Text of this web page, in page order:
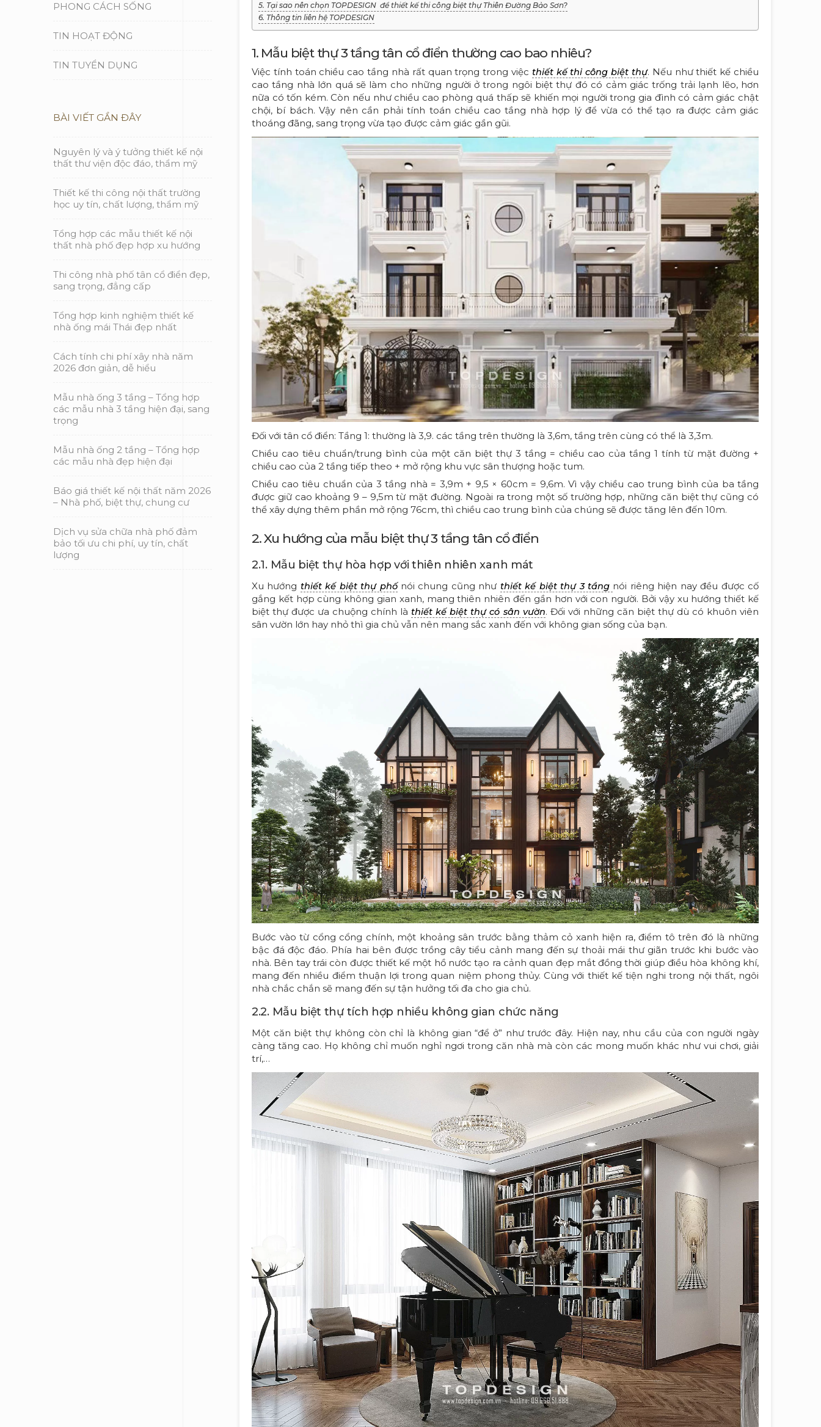
5. Tại sao nên chọn TOPDESIGN để thiết kế thi công biệt thự Thiên Đường Bảo Sơn?
6. Thông tin liên hệ TOPDESIGN
1. Mẫu biệt thự 3 tầng tân cổ điển thường cao bao nhiêu?
Việc tính toán chiều cao tầng nhà rất quan trọng trong việc thiết kế thi công biệt thự. Nếu như thiết kế chiều
cao tầng nhà lớn quá sẽ làm cho những người ở trong ngôi biệt thự đó có cảm giác trống trải lạnh lẽo, hơn
nữa có tốn kém. Còn nếu như chiều cao phòng quá thấp sẽ khiến mọi người trong gia đình có cảm giác chật
chội, bí bách. Vậy nên cần phải tính toán chiều cao tầng nhà hợp lý để vừa có thể tạo ra được cảm giác
thoáng đãng, sang trọng vừa tạo được cảm giác gần gũi.
Đối với tân cổ điển: Tầng 1: thường là 3,9. các tầng trên thường là 3,6m, tầng trên cùng có thể là 3,3m.
Chiều cao tiêu chuẩn/trung bình của một căn biệt thự 3 tầng = chiều cao của tầng 1 tính từ mặt đường +
chiều cao của 2 tầng tiếp theo + mở rộng khu vực sân thượng hoặc tum.
Chiều cao tiêu chuẩn của 3 tầng nhà = 3,9m + 9,5 × 60cm = 9,6m. Vì vậy chiều cao trung bình của ba tầng
được giữ cao khoảng 9 – 9,5m từ mặt đường. Ngoài ra trong một số trường hợp, những căn biệt thự cũng có
thể xây dựng thêm phần mở rộng 76cm, thì chiều cao trung bình của chúng sẽ được tăng lên đến 10m.
2. Xu hướng của mẫu biệt thự 3 tầng tân cổ điển
2.1. Mẫu biệt thự hòa hợp với thiên nhiên xanh mát
Xu hướng thiết kế biệt thự phốnói chung cũng như thiết kế biệt thự 3 tầng nói riêng hiện nay đều được cố
gắng kết hợp cùng không gian xanh, mang thiên nhiên đến gần hơn với con người. Bởi vậy xu hướng thiết kế
biệt thự được ưa chuộng chính làthiết kế biệt thự có sân vườn. Đối với những căn biệt thự dù có khuôn viên
sân vườn lớn hay nhỏ thì gia chủ vẫn nên mang sắc xanh đến với không gian sống của bạn.
Bước vào từ cổng cổng chính, một khoảng sân trước bằng thảm cỏ xanh hiện ra, điểm tô trên đó là những
bậc đá độc đáo. Phía hai bên được trồng cây tiểu cảnh mang đến sự thoải mái thư giãn trước khi bước vào
nhà. Bên tay trái còn được thiết kế một hồ nước tạo ra cảnh quan đẹp mắt đồng thời giúp điều hòa không khí,
mang đến nhiều điểm thuận lợi trong quan niệm phong thủy. Cùng với thiết kế tiện nghi trong nội thất, ngôi
nhà chắc chắn sẽ mang đến sự tận hưởng tối đa cho gia chủ.
2.2. Mẫu biệt thự tích hợp nhiều không gian chức năng
Một căn biệt thự không còn chỉ là không gian “để ở” như trước đây. Hiện nay, nhu cầu của con người ngày
càng tăng cao. Họ không chỉ muốn nghỉ ngơi trong căn nhà mà còn các mong muốn khác như vui chơi, giải
trí,…
PHONG CÁCH SỐNG
TIN HOẠT ĐỘNG
TIN TUYỂN DỤNG
BÀI VIẾT GẦN ĐÂY
Nguyên lý và ý tưởng thiết kế nội
thất thư viện độc đáo, thẩm mỹ
Thiết kế thi công nội thất trường
học uy tín, chất lượng, thẩm mỹ
Tổng hợp các mẫu thiết kế nội
thất nhà phố đẹp hợp xu hướng
Thi công nhà phố tân cổ điển đẹp,
sang trọng, đẳng cấp
Tổng hợp kinh nghiệm thiết kế
nhà ống mái Thái đẹp nhất
Cách tính chi phí xây nhà năm
2026 đơn giản, dễ hiểu
Mẫu nhà ống 3 tầng – Tổng hợp
các mẫu nhà 3 tầng hiện đại, sang
trọng
Mẫu nhà ống 2 tầng – Tổng hợp
các mẫu nhà đẹp hiện đại
Báo giá thiết kế nội thất năm 2026
– Nhà phố, biệt thự, chung cư
Dịch vụ sửa chữa nhà phố đảm
bảo tối ưu chi phí, uy tín, chất
lượng